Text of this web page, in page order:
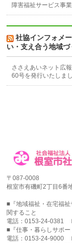
障害福祉サービス事業
社協インフォメ
い・支え合う地域づ
ささえあいネット広
60号を発行いたしま
〒087-0008
根室市有磯町2丁目6番
■『地域福祉・在宅福
関すること
電話：0153-24-0381
■『仕事・暮らしサポ
電話：0153-24-9000